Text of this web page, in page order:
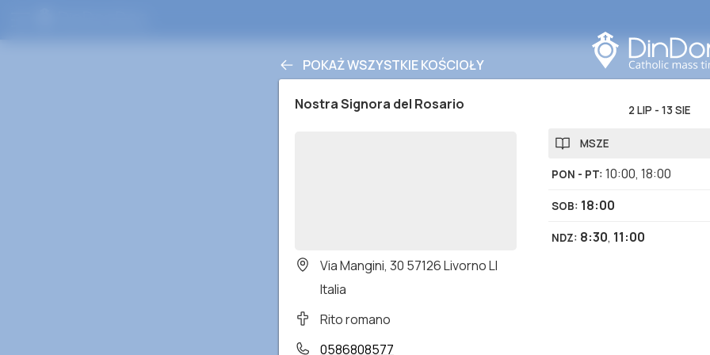
POKAŻ WSZYSTKIE KOŚCIOŁY
Nostra Signora del Rosario
Via Mangini, 30 57126 Livorno LI
Italia
Rito romano
0586808577
2 LIP - 13 SIE
MSZE
PON - PT: 10:00, 18:00
SOB: 18:00
NDZ: 8:30, 11:00